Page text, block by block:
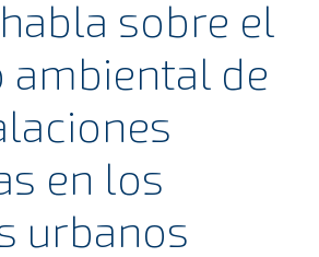
sobre el
ambiental de
en los
urbanos